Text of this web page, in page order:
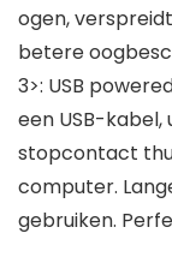
ogen,
betere
3>: USB
een USB-kabel,
stopcontact
computer.
gebruiken.